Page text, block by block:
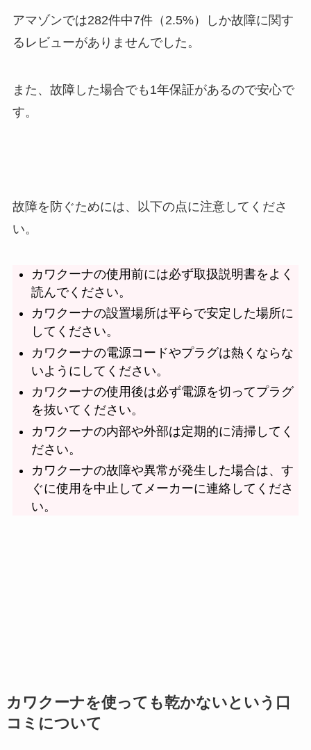
アマゾンでは282件中7件（2.5%）しか故障に関す
るレビューがありませんでした。
また、故障した場合でも1年保証があるので安心で
す。
故障を防ぐためには、以下の点に注意してくださ
い。
カワクーナの使用前には必ず取扱説明書をよく
読んでください。
カワクーナの設置場所は平らで安定した場所に
してください。
カワクーナの電源コードやプラグは熱くならな
いようにしてください。
カワクーナの使用後は必ず電源を切ってプラグ
を抜いてください。
カワクーナの内部や外部は定期的に清掃してく
ださい。
カワクーナの故障や異常が発生した場合は、す
ぐに使用を中止してメーカーに連絡してくださ
い。
カワクーナを使っても乾かないという口
コミについて